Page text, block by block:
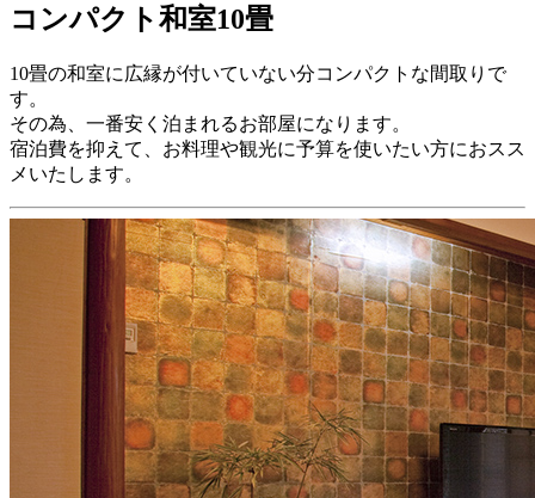
コンパクト和室10畳
10畳の和室に広縁が付いていない分コンパクトな間取りで
す。
その為、一番安く泊まれるお部屋になります。
宿泊費を抑えて、お料理や観光に予算を使いたい方におスス
メいたします。